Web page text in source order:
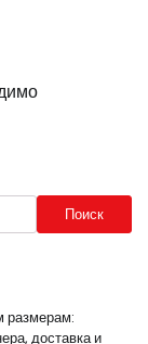
Поиск
размерам:
доставка и